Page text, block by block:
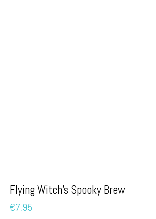
Flying Witch’s Spooky Brew
€7,95